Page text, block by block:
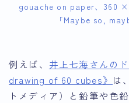
gouache on paper、360
「Maybe so,
例えば、 井上七海さんの
drawing of 60 cubes》 は
トメディア）と鉛筆や色